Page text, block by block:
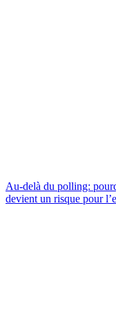
Au-delà du polling:
devient un risque pour